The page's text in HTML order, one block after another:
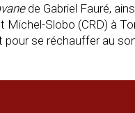
de Gabriel Fauré,
Michel-Slobo (CRD) à
se réchauffer au